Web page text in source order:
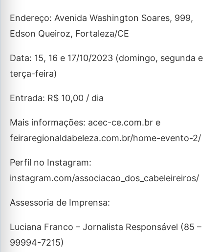
Endereço: Avenida Washington Soares, 999,
Edson Queiroz, Fortaleza/CE
Data: 15, 16 e 17/10/2023 (domingo, segunda e
terça-feira)
Entrada: R$ 10,00 / dia
Mais informações: acec-ce.com.br e
feiraregionaldabeleza.com.br/home-evento-2/
Perfil no Instagram:
instagram.com/associacao_dos_cabeleireiros/
Assessoria de Imprensa:
Luciana Franco – Jornalista Responsável (85 –
99994-7215)